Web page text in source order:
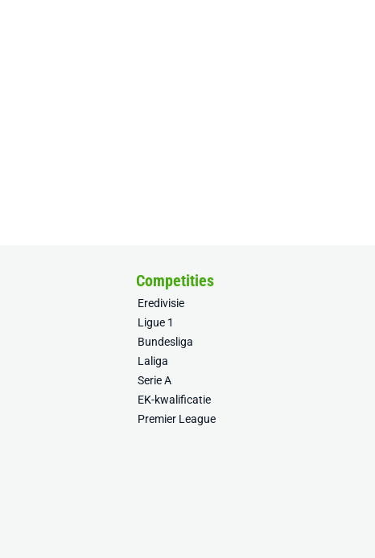
Competities
Eredivisie
Ligue 1
Bundesliga
Laliga
Serie A
EK-kwalificatie
Premier League